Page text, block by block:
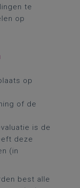
te
op
op
of de
is de
deze
(in
best alle